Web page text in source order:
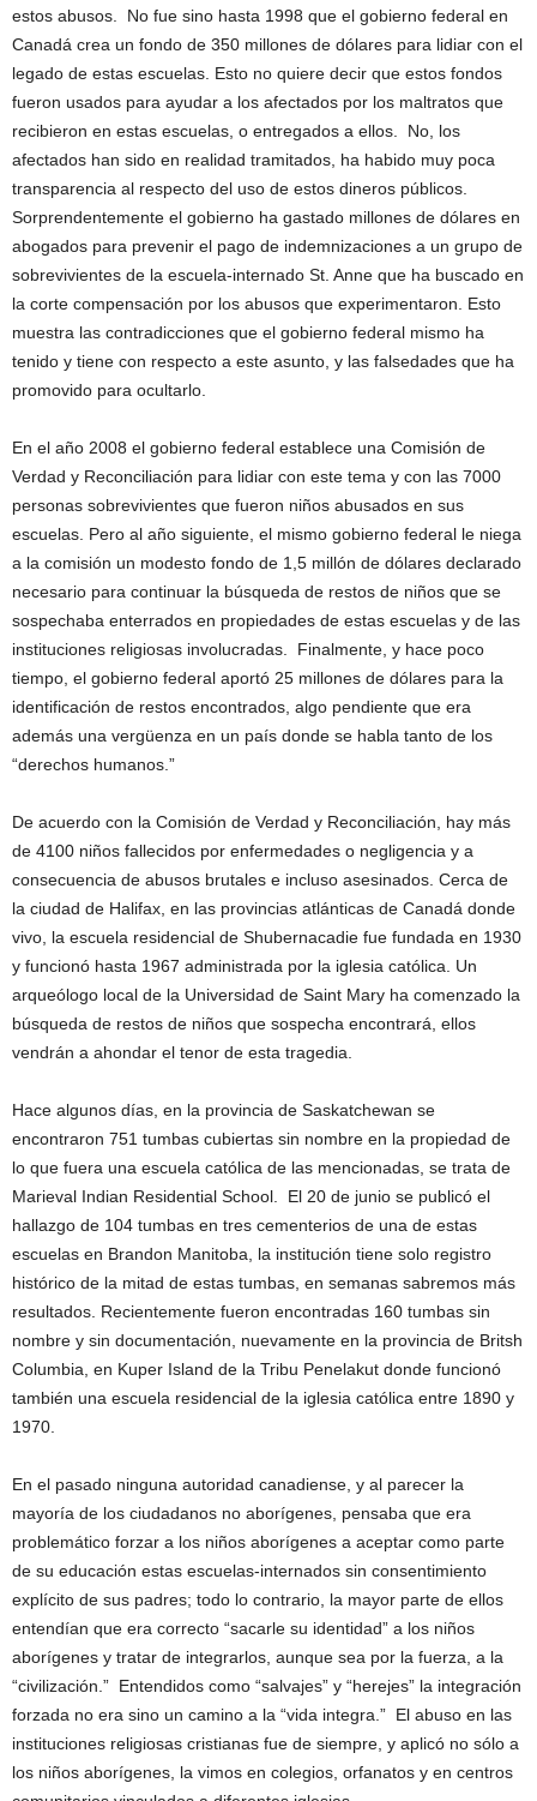
estos abusos. No fue sino hasta 1998 que el gobierno federal en
Canadá crea un fondo de 350 millones de dólares para lidiar con el
legado de estas escuelas. Esto no quiere decir que estos fondos
fueron usados para ayudar a los afectados por los maltratos que
recibieron en estas escuelas, o entregados a ellos. No, los
afectados han sido en realidad tramitados, ha habido muy poca
transparencia al respecto del uso de estos dineros públicos.
Sorprendentemente el gobierno ha gastado millones de dólares en
abogados para prevenir el pago de indemnizaciones a un grupo de
sobrevivientes de la escuela-internado St. Anne que ha buscado en
la corte compensación por los abusos que experimentaron. Esto
muestra las contradicciones que el gobierno federal mismo ha
tenido y tiene con respecto a este asunto, y las falsedades que ha
promovido para ocultarlo.
En el año 2008 el gobierno federal establece una Comisión de
Verdad y Reconciliación para lidiar con este tema y con las 7000
personas sobrevivientes que fueron niños abusados en sus
escuelas. Pero al año siguiente, el mismo gobierno federal le niega
a la comisión un modesto fondo de 1,5 millón de dólares declarado
necesario para continuar la búsqueda de restos de niños que se
sospechaba enterrados en propiedades de estas escuelas y de las
instituciones religiosas involucradas. Finalmente, y hace poco
tiempo, el gobierno federal aportó 25 millones de dólares para la
identificación de restos encontrados, algo pendiente que era
además una vergüenza en un país donde se habla tanto de los
“derechos humanos.”
De acuerdo con la Comisión de Verdad y Reconciliación, hay más
de 4100 niños fallecidos por enfermedades o negligencia y a
consecuencia de abusos brutales e incluso asesinados. Cerca de
la ciudad de Halifax, en las provincias atlánticas de Canadá donde
vivo, la escuela residencial de Shubernacadie fue fundada en 1930
y funcionó hasta 1967 administrada por la iglesia católica. Un
arqueólogo local de la Universidad de Saint Mary ha comenzado la
búsqueda de restos de niños que sospecha encontrará, ellos
vendrán a ahondar el tenor de esta tragedia.
Hace algunos días, en la provincia de Saskatchewan se
encontraron 751 tumbas cubiertas sin nombre en la propiedad de
lo que fuera una escuela católica de las mencionadas, se trata de
Marieval Indian Residential School. El 20 de junio se publicó el
hallazgo de 104 tumbas en tres cementerios de una de estas
escuelas en Brandon Manitoba, la institución tiene solo registro
histórico de la mitad de estas tumbas, en semanas sabremos más
resultados. Recientemente fueron encontradas 160 tumbas sin
nombre y sin documentación, nuevamente en la provincia de Britsh
Columbia, en Kuper Island de la Tribu Penelakut donde funcionó
también una escuela residencial de la iglesia católica entre 1890 y
1970.
En el pasado ninguna autoridad canadiense, y al parecer la
mayoría de los ciudadanos no aborígenes, pensaba que era
problemático forzar a los niños aborígenes a aceptar como parte
de su educación estas escuelas-internados sin consentimiento
explícito de sus padres; todo lo contrario, la mayor parte de ellos
entendían que era correcto “sacarle su identidad” a los niños
aborígenes y tratar de integrarlos, aunque sea por la fuerza, a la
“civilización.” Entendidos como “salvajes” y “herejes” la integración
forzada no era sino un camino a la “vida integra.” El abuso en las
instituciones religiosas cristianas fue de siempre, y aplicó no sólo a
los niños aborígenes, la vimos en colegios, orfanatos y en centros